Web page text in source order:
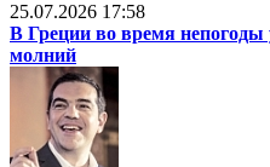
25.07.2026 17:58
В Греции во время непогоды
молний